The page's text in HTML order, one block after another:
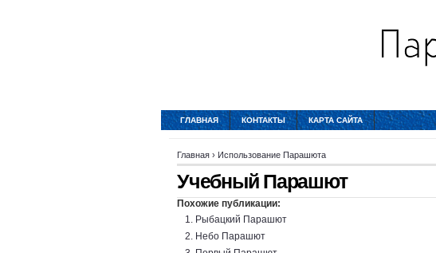
ГЛАВНАЯ КОНТАКТЫ КАРТА САЙТА
Главная › Использование Парашюта
Учебный Парашют
Похожие публикации:
Рыбацкий Парашют
Небо Парашют